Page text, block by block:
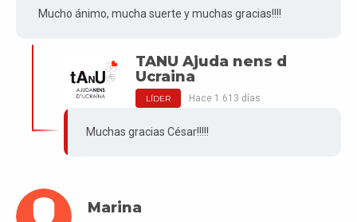
Mucho ánimo, mucha suerte y muchas gracias!!!!
TANU Ajuda nens d
Ucraina
LÍDER Hace 1.613 días
Muchas gracias César!!!!!
Marina